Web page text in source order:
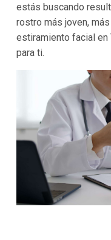
estás buscando
rostro más joven,
estiramiento facial en
para ti.